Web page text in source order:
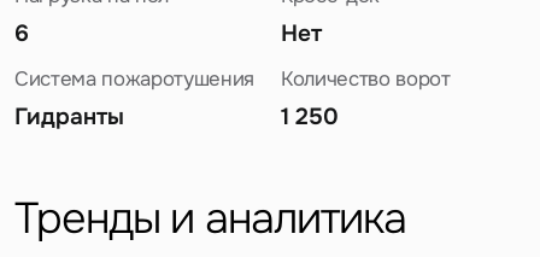
6 Нет
Система пожаротушения
Гидранты
Количество ворот
1 250
Тренды и аналитика